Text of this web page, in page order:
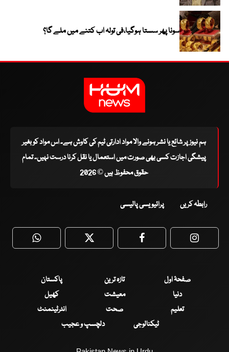
سونا پھر سستا ہوگیا،فی تولہ اب کتنے میں ملے گا؟
ہم نیوز پر شائع یا نشر ہونے والا مواد ادارتی ٹیم کی کاوش ہے۔ اس مواد کو بغیر
پیشگی اجازت کسی بھی صورت میں استعمال یا نقل کرنا درست نہیں۔ تمام
حقوق محفوظ ہیں © 2026
رابطہ کریں پرائیویسی پالیسی
WhatsApp Twitter Facebook
صفحۂ اول تازہ ترین
پاکستان
دنیا
معیشت
کھیل
تعلیم
صحت
انٹرٹینمنٹ
ٹیکنالوجی
دلچسپ و عجیب